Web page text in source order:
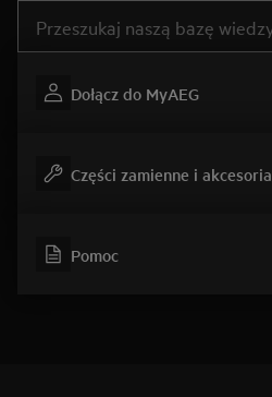
Dołącz do MyAEG
Części zamienne i akcesoria
Pomoc